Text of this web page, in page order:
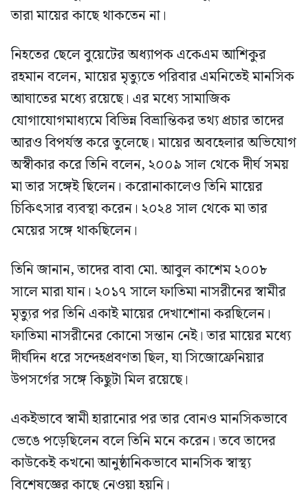
তারা মায়ের কাছে থাকতেন না।
নিহতের ছেলে বুয়েটের অধ্যাপক একেএম আশিকুর
রহমান বলেন, মায়ের মৃত্যুতে পরিবার এমনিতেই মানসিক
আঘাতের মধ্যে রয়েছে। এর মধ্যে সামাজিক
যোগাযোগমাধ্যমে বিভিন্ন বিভ্রান্তিকর তথ্য প্রচার তাদের
আরও বিপর্যস্ত করে তুলেছে। মায়ের অবহেলার অভিযোগ
অস্বীকার করে তিনি বলেন, ২০০৯ সাল থেকে দীর্ঘ সময়
মা তার সঙ্গেই ছিলেন। করোনাকালেও তিনি মায়ের
চিকিৎসার ব্যবস্থা করেন। ২০২৪ সাল থেকে মা তার
মেয়ের সঙ্গে থাকছিলেন।
তিনি জানান, তাদের বাবা মো. আবুল কাশেম ২০০৮
সালে মারা যান। ২০১৭ সালে ফাতিমা নাসরীনের স্বামীর
মৃত্যুর পর তিনি একাই মায়ের দেখাশোনা করছিলেন।
ফাতিমা নাসরীনের কোনো সন্তান নেই। তার মায়ের মধ্যে
দীর্ঘদিন ধরে সন্দেহপ্রবণতা ছিল, যা সিজোফ্রেনিয়ার
উপসর্গের সঙ্গে কিছুটা মিল রয়েছে।
একইভাবে স্বামী হারানোর পর তার বোনও মানসিকভাবে
ভেঙে পড়েছিলেন বলে তিনি মনে করেন। তবে তাদের
কাউকেই কখনো আনুষ্ঠানিকভাবে মানসিক স্বাস্থ্য
বিশেষজ্ঞের কাছে নেওয়া হয়নি।